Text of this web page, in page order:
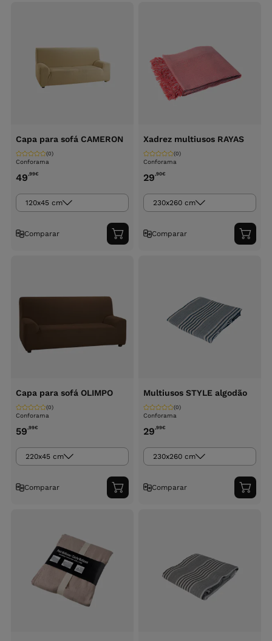
Capa para sofá CAMERON
Conforama
(0)
49,99€
120x45 cm
Comparar
Adicionar
ao
Xadrez multiusos RAYAS
Conforama
(0)
29,90€
230x260 cm
Comparar
ao
Capa para sofá OLIMPO
Conforama
(0)
59,99€
220x45 cm
Comparar
Adicionar
ao
Multiusos STYLE algodão
Conforama
(0)
29,99€
230x260 cm
Comparar
ao